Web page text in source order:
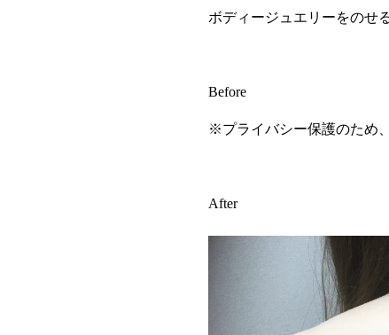
ボディージュエリーをのせ
Before
※プライバシー保護のため
After